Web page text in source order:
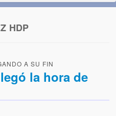
da la bienvenida a éste nuestro
welcomes you to our Blog)
HDP
A SU FIN
la hora de